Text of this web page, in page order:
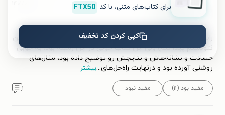
e
elikay
راستش کتابای زیادی در زمینه‌ی حسادت پیدا نمیشه (یا شایدم من
نتونستم پیدا کنم) ولی این کتاب خوبی در این زمینه بود. به خوبی
حسادت و نشانه‌هاش و نتایجش رو توضیح داده بود، مثال‌های
روشنی آورده بود و درنهایت راه‌حل‌های...بیشتر
مفید بود (۱۱) مفید نبود ۱
برای کتاب‌های متنی، با کد FTX50
کپی کردن کد تخفیف